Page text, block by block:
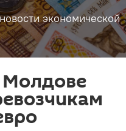
экономической
Молдове